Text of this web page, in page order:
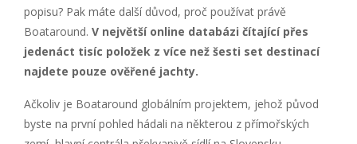
popisu? Pak máte další důvod, proč používat právě
Boataround. V největší online databázi čítající přes
jedenáct tisíc položek z více než šesti set destinací
najdete pouze ověřené jachty.
Ačkoliv je Boataround globálním projektem, jehož původ
byste na první pohled hádali na některou z přímořských